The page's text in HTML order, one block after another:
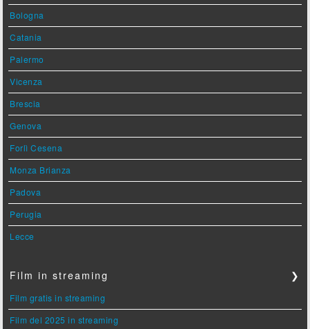
Bologna
Catania
Palermo
Vicenza
Brescia
Genova
Forlì Cesena
Monza Brianza
Padova
Perugia
Lecce
Film in streaming ❯
Film gratis in streaming
Film del 2025 in streaming